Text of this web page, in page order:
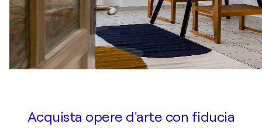
Acquista opere d'arte con fiducia